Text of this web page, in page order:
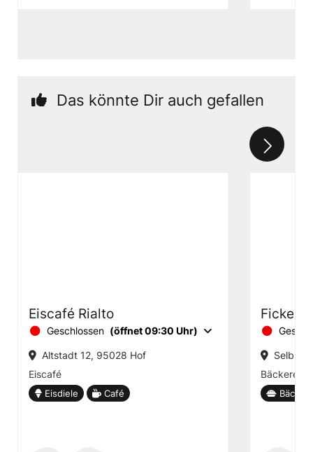
Das könnte Dir auch gefallen
Eiscafé Rialto
Geschlossen (öffnet 09:30 Uhr)
Altstadt 12, 95028 Hof
Eiscafé
Eisdiele Café
Bäckerei